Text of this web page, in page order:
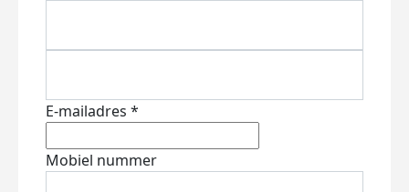
E-mailadres *
Mobiel nummer